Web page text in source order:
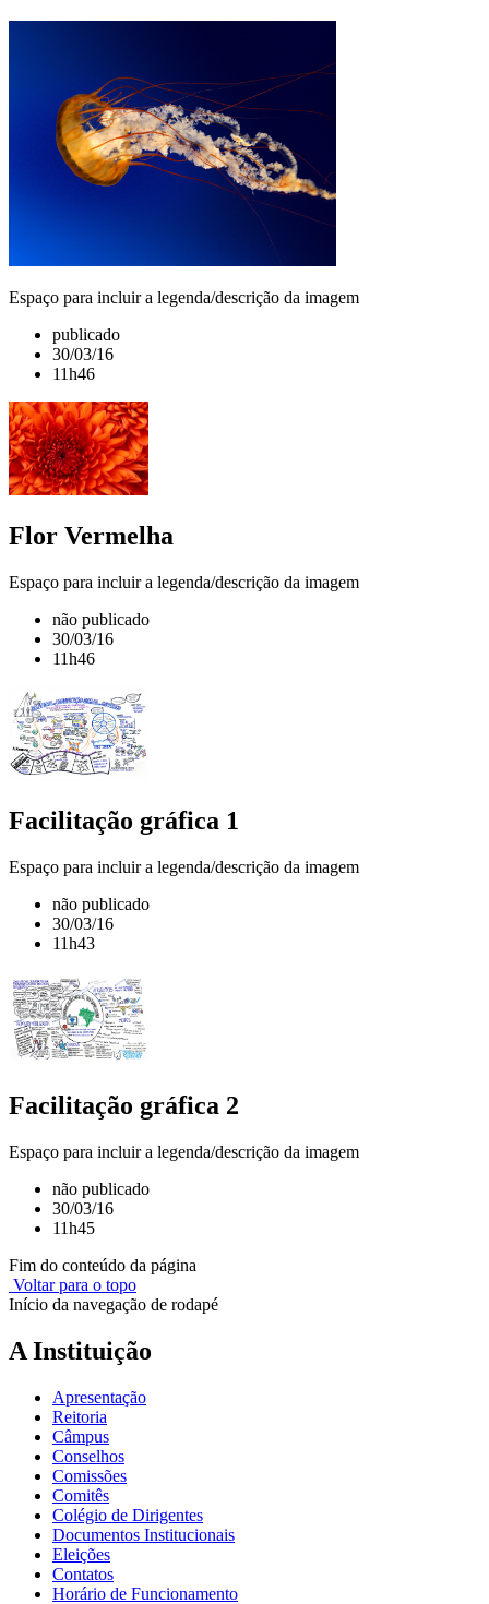
Espaço para incluir a legenda/descrição da imagem
publicado
30/03/16
11h46
Flor Vermelha
Espaço para incluir a legenda/descrição da imagem
não publicado
30/03/16
11h46
Facilitação gráfica 1
Espaço para incluir a legenda/descrição da imagem
não publicado
30/03/16
11h43
Facilitação gráfica 2
Espaço para incluir a legenda/descrição da imagem
não publicado
30/03/16
11h45
Fim do conteúdo da página
Voltar para o topo
Início da navegação de rodapé
A Instituição
Apresentação
Reitoria
Câmpus
Conselhos
Comissões
Comitês
Colégio de Dirigentes
Documentos Institucionais
Eleições
Contatos
Horário de Funcionamento